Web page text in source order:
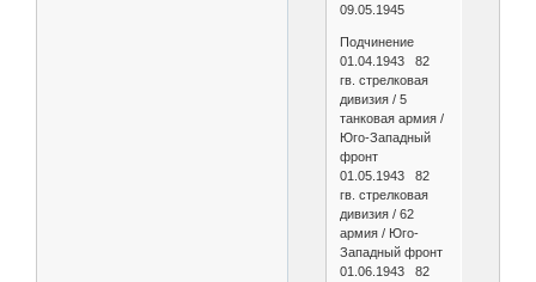
09.05.1945
Подчинение
01.04.1943 82
гв. стрелковая
дивизия / 5
танковая армия /
Юго-Западный
фронт
01.05.1943 82
гв. стрелковая
дивизия / 62
армия / Юго-
Западный фронт
01.06.1943 82